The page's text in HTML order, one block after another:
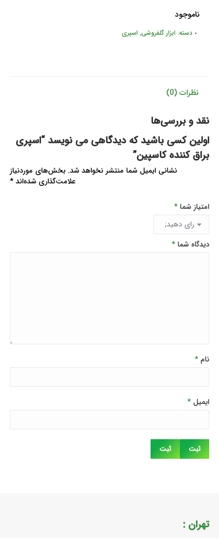
ناموجود
دسته: ابزار گلفروشی, اسپری
نظرات (0)
نقد و بررسی‌ها
اولین کسی باشید که دیدگاهی می نویسد “اسپری
براق کننده کاسپین”
نشانی ایمیل شما منتشر نخواهد شد. بخش‌های موردنیاز
علامت‌گذاری شده‌اند*
امتیاز شما*
دیدگاه شما*
نام*
ایمیل*
تهران :